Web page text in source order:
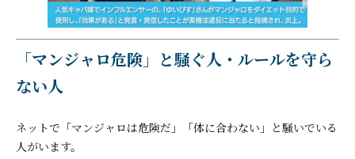
「マンジャロ危険」と騒ぐ人・ルールを守ら
ない人
ネットで「マンジャロは危険だ」「体に合わない」と騒いでいる
人がいます。